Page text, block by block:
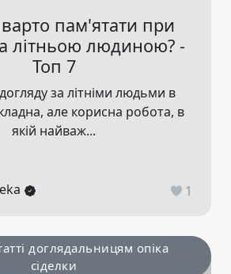
пам'ятати при
літньою людиною? -
Топ 7
за літніми людьми в
але корисна робота, в
якій найваж...
1
доглядальницям опіка
сіделки